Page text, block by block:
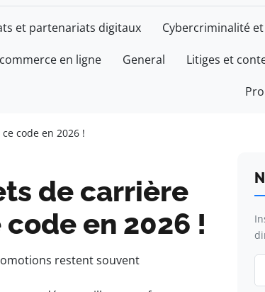
et partenariats digitaux Cybercriminalité
en ligne General Litiges et
code en 2026 !
de carrière
en 2026 !
restent souvent